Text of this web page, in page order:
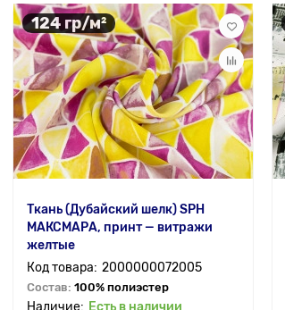
124 гр/м²
Ткань (Дубайский шелк) SPH
МАКСМАРА, принт — витражи
желтые
2000000072005
Состав: 100% полиэстер
Есть в наличии